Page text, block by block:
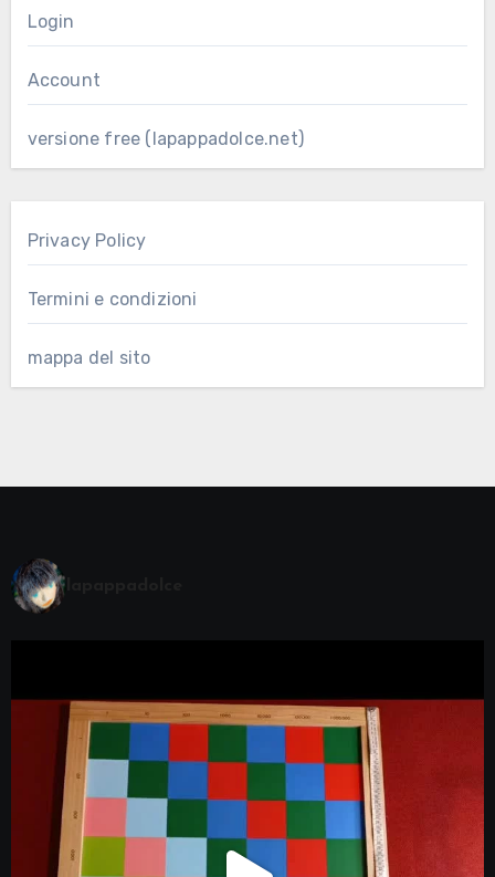
Login
Account
versione free (lapappadolce.net)
Privacy Policy
Termini e condizioni
mappa del sito